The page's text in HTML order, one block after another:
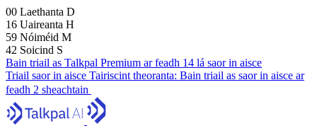
00 Laethanta D
16 Uaireanta H
59 Nóiméid M
41 Soicind S
Bain triail as Talkpal Premium ar feadh 14 lá saor in aisce
Triail saor in aisce Tairiscint theoranta: Bain triail as saor in aisce ar
feadh 2 sheachtain